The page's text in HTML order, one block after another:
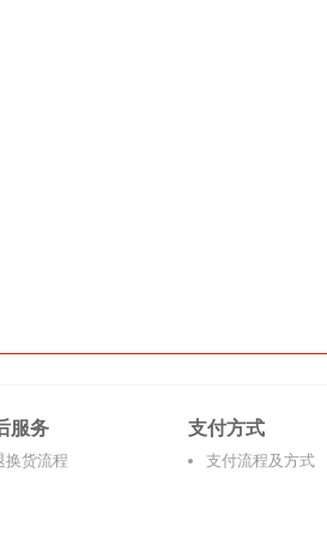
服务
换货流程
支付方式
支付流程及方式